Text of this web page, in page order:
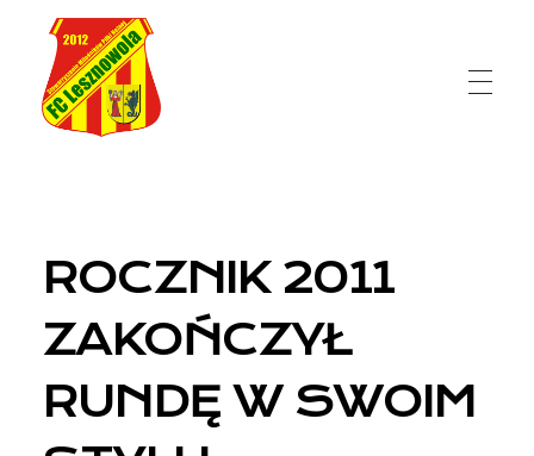
ROCZNIK 2011
ZAKOŃCZYŁ
RUNDĘ W SWOIM